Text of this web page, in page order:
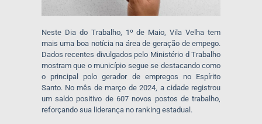
Neste Dia do Trabalho, 1º de Maio, Vila Velha tem
mais uma boa notícia na área de geração de empego.
Dados recentes divulgados pelo Ministério d Trabalho
mostram que o município segue se destacando como
o principal polo gerador de empregos no Espírito
Santo. No mês de março de 2024, a cidade registrou
um saldo positivo de 607 novos postos de trabalho,
reforçando sua liderança no ranking estadual.